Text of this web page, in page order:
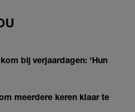
bij verjaardagen: 'Hun
meerdere keren klaar te